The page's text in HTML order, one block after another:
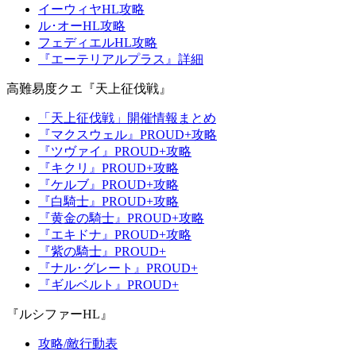
イーウィヤHL攻略
ル･オーHL攻略
フェディエルHL攻略
『エーテリアルプラス』詳細
高難易度クエ『天上征伐戦』
「天上征伐戦」開催情報まとめ
『マクスウェル』PROUD+攻略
『ツヴァイ』PROUD+攻略
『キクリ』PROUD+攻略
『ケルブ』PROUD+攻略
『白騎士』PROUD+攻略
『黄金の騎士』PROUD+攻略
『エキドナ』PROUD+攻略
『紫の騎士』PROUD+
『ナル･グレート』PROUD+
『ギルベルト』PROUD+
『ルシファーHL』
攻略/敵行動表